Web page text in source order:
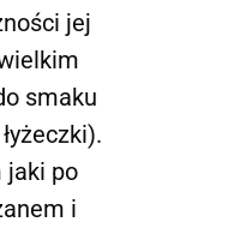
jej
smaku
jaki po
i